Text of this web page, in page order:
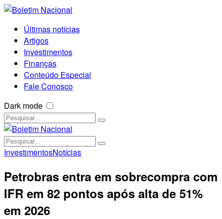
Últimas notícias
Artigos
Investimentos
Finanças
Conteúdo Especial
Fale Conosco
Dark mode
InvestimentosNotícias
Petrobras entra em sobrecompra com
IFR em 82 pontos após alta de 51%
em 2026